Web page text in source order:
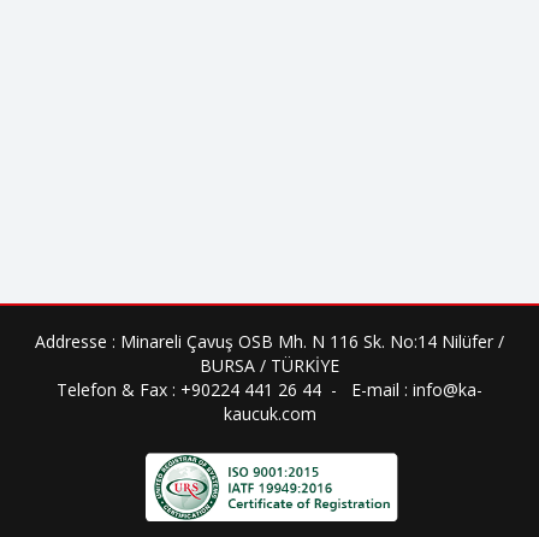
Addresse : Minareli Çavuş OSB Mh. N 116 Sk. No:14 Nilüfer /
BURSA / TÜRKİYE
Telefon & Fax : +90224 441 26 44 - E-mail : info@ka-
kaucuk.com